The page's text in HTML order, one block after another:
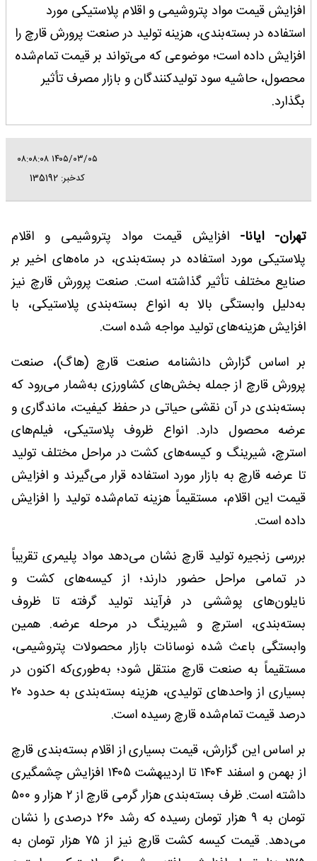
افزایش قیمت مواد پتروشیمی و اقلام پلاستیکی مورد
استفاده در بسته‌بندی، هزینه تولید در صنعت پرورش قارچ را
افزایش داده است؛ موضوعی که می‌تواند بر قیمت تمام‌شده
محصول، حاشیه سود تولیدکنندگان و بازار مصرف تأثیر
بگذارد.
۱۴۰۵/۰۳/۰۵ ۰۸:۰۸:۰۸
کدخبر: 135192
تهران- ایانا- افزایش قیمت مواد پتروشیمی و اقلام
پلاستیکی مورد استفاده در بسته‌بندی، در ماه‌های اخیر بر
صنایع مختلف تأثیر گذاشته است. صنعت پرورش قارچ نیز
به‌دلیل وابستگی بالا به انواع بسته‌بندی پلاستیکی، با
افزایش هزینه‌های تولید مواجه شده است.
بر اساس گزارش دانشنامه صنعت قارچ (هاگ)، صنعت
پرورش قارچ از جمله بخش‌های کشاورزی به‌شمار می‌رود که
بسته‌بندی در آن نقشی حیاتی در حفظ کیفیت، ماندگاری و
عرضه محصول دارد. انواع ظروف پلاستیکی، فیلم‌های
استرچ، شیرینگ و کیسه‌های کشت در مراحل مختلف تولید
تا عرضه قارچ به بازار مورد استفاده قرار می‌گیرند و افزایش
قیمت این اقلام، مستقیماً هزینه تمام‌شده تولید را افزایش
داده است.
بررسی زنجیره تولید قارچ نشان می‌دهد مواد پلیمری تقریباً
در تمامی مراحل حضور دارند؛ از کیسه‌های کشت و
نایلون‌های پوششی در فرآیند تولید گرفته تا ظروف
بسته‌بندی، استرچ و شیرینگ در مرحله عرضه. همین
وابستگی باعث شده نوسانات بازار محصولات پتروشیمی،
مستقیماً به صنعت قارچ منتقل شود؛ به‌طوری‌که اکنون در
بسیاری از واحدهای تولیدی، هزینه بسته‌بندی به حدود ۲۰
درصد قیمت تمام‌شده قارچ رسیده است.
بر اساس این گزارش، قیمت بسیاری از اقلام بسته‌بندی قارچ
از بهمن و اسفند ۱۴۰۴ تا اردیبهشت ۱۴۰۵ افزایش چشمگیری
داشته است. ظرف بسته‌بندی هزار گرمی قارچ از ۲ هزار و ۵۰۰
تومان به ۹ هزار تومان رسیده که رشد ۲۶۰ درصدی را نشان
می‌دهد. قیمت کیسه کشت قارچ نیز از ۷۵ هزار تومان به